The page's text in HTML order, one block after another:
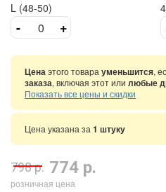
L (48-50)
- +
Ценаэтого товара уменьшится,
заказа, включая этот или любые
Показать все цены и скидки
Цена указана за 1 штуку
798 р. 774 р.
розничная цена